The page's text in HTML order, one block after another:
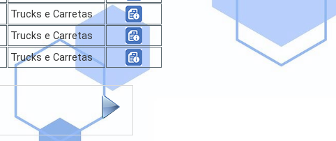
Trucks e Carretas
Trucks e Carretas
Trucks e Carretas